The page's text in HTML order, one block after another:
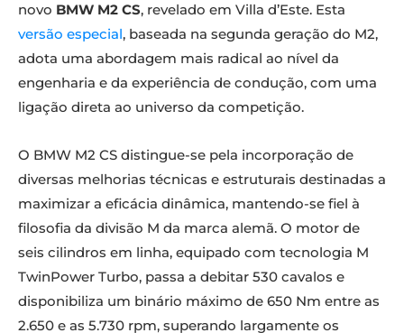
novo BMW M2 CS, revelado em Villa d’Este. Esta
versão especial, baseada na segunda geração do M2,
adota uma abordagem mais radical ao nível da
engenharia e da experiência de condução, com uma
ligação direta ao universo da competição.
O BMW M2 CS distingue-se pela incorporação de
diversas melhorias técnicas e estruturais destinadas a
maximizar a eficácia dinâmica, mantendo-se fiel à
filosofia da divisão M da marca alemã. O motor de
seis cilindros em linha, equipado com tecnologia M
TwinPower Turbo, passa a debitar 530 cavalos e
disponibiliza um binário máximo de 650 Nm entre as
2.650 e as 5.730 rpm, superando largamente os